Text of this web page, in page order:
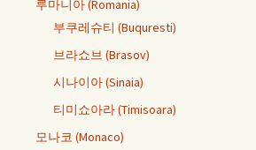
루마니아 (Romania)
부쿠레슈티 (Buquresti)
브라쇼브 (Brasov)
시나이아 (Sinaia)
티미쇼아라 (Timisoara)
모나코 (Monaco)